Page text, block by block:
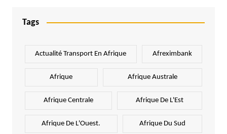
Tags
Actualité Transport En Afrique Afreximbank
Afrique Afrique Australe
Afrique Centrale Afrique De L'Est
Afrique De L'Ouest. Afrique Du Sud